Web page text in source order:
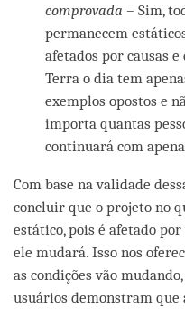
comprovada – Sim,
permanecem
afetados por causas
Terra o dia tem
exemplos opostos e
importa quantas
continuará com
Com base na validade
concluir que o projeto no
estático, pois é afetado por
ele mudará. Isso nos
as condições vão
usuários demonstram que